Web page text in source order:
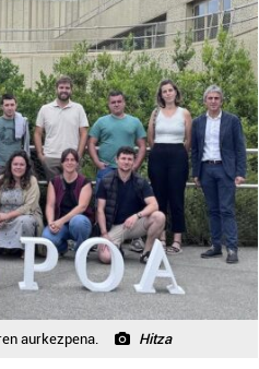
aurkezpena. Hitza